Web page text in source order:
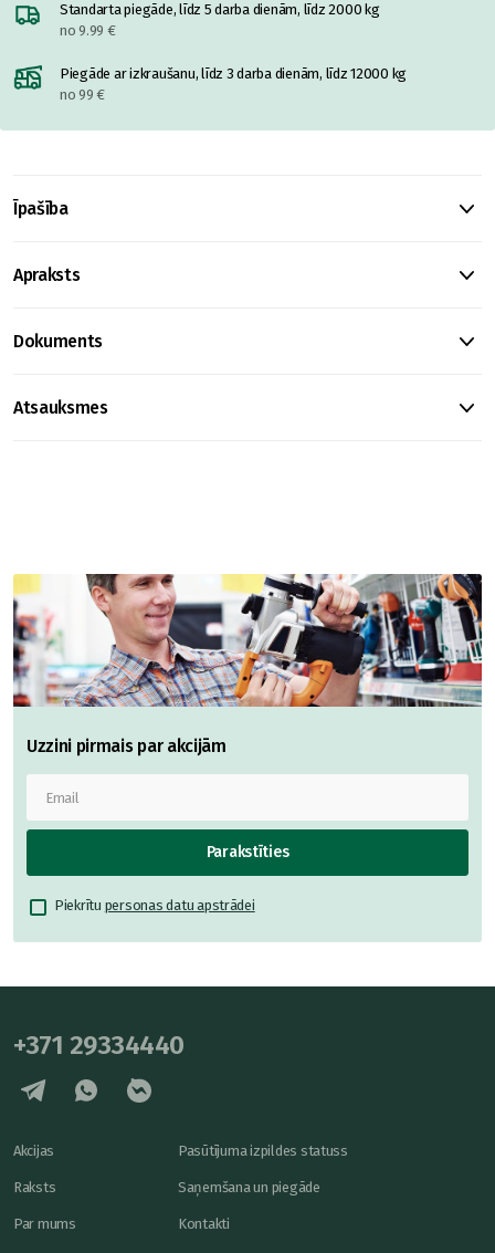
Standarta piegāde, līdz 5 darba dienām, līdz 2000 kg
no 9.99 €
Piegāde ar izkraušanu, līdz 3 darba dienām, līdz 12000 kg
no 99 €
Īpašība
Apraksts
Dokuments
Atsauksmes
Uzzini pirmais par akcijām
Parakstīties
Piekrītu personas datu apstrādei
+371 29334440
Akcijas
Raksts
Par mums
Pasūtījuma izpildes statuss
Saņemšana un piegāde
Kontakti